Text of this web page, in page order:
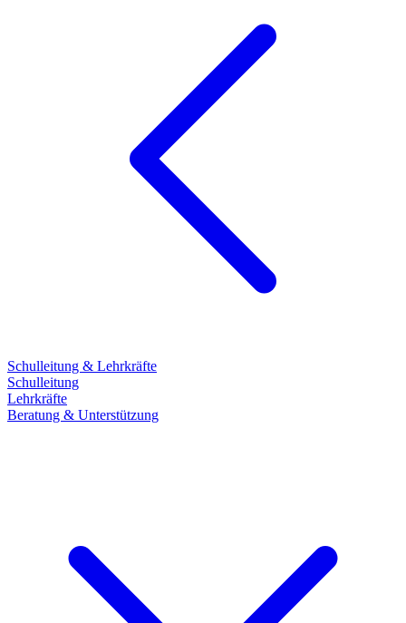
Schulleitung & Lehrkräfte
Schulleitung
Lehrkräfte
Beratung & Unterstützung